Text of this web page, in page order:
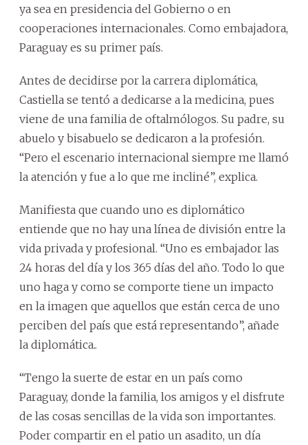
ya sea en presidencia del Gobierno o en
cooperaciones internacionales. Como embajadora,
Paraguay es su primer país.
Antes de decidirse por la carrera diplomática,
Castiella se tentó a dedicarse a la medicina, pues
viene de una familia de oftalmólogos. Su padre, su
abuelo y bisabuelo se dedicaron a la profesión.
“Pero el escenario internacional siempre me llamó
la atención y fue a lo que me incliné”, explica.
Manifiesta que cuando uno es diplomático
entiende que no hay una línea de división entre la
vida privada y profesional. “Uno es embajador las
24 horas del día y los 365 días del año. Todo lo que
uno haga y como se comporte tiene un impacto
en la imagen que aquellos que están cerca de uno
perciben del país que está representando”, añade
la diplomática..
“Tengo la suerte de estar en un país como
Paraguay, donde la familia, los amigos y el disfrute
de las cosas sencillas de la vida son importantes.
Poder compartir en el patio un asadito, un día